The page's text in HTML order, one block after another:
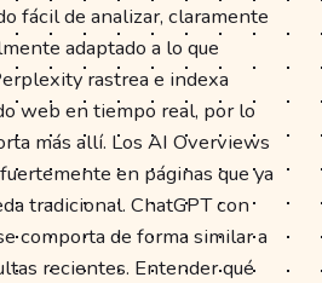
fácil de analizar, claramente
adaptado a lo que
rastrea e indexa
web en tiempo real, por lo
más allí. Los AI Overviews
en páginas que ya
tradicional. ChatGPT con
comporta de forma similar a
recientes. Entender qué